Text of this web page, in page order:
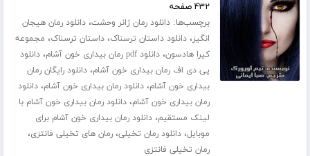
۴۳۲ صفحه
برچسب‌ها:دانلود رمان ژانر وحشت،دانلود رمان هیجان
انگیز،دانلود داستان ترسناک،داستان ترسناک، مجموعه
کیرا هادسون،دانلود pdf رمان بیداری خون آشام ،دانلود
پی دی اف رمان بیداری خون آشام،دانلود رایگان رمان
بیداری خون آشام،دانلود رمان بیداری خون آشام،دانلود
رمان بیداری خون آشام،دانلود رمان بیداری خون آشام با
لینک مستقیم،دانلود رمان بیداری خون آشام برای
موبایل،دانلود رمان تخیلی،رمان های تخیلی فانتزی،
رمان تخیلی فانتزی